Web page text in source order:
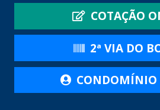
COTAÇÃO
2ª VIA DO